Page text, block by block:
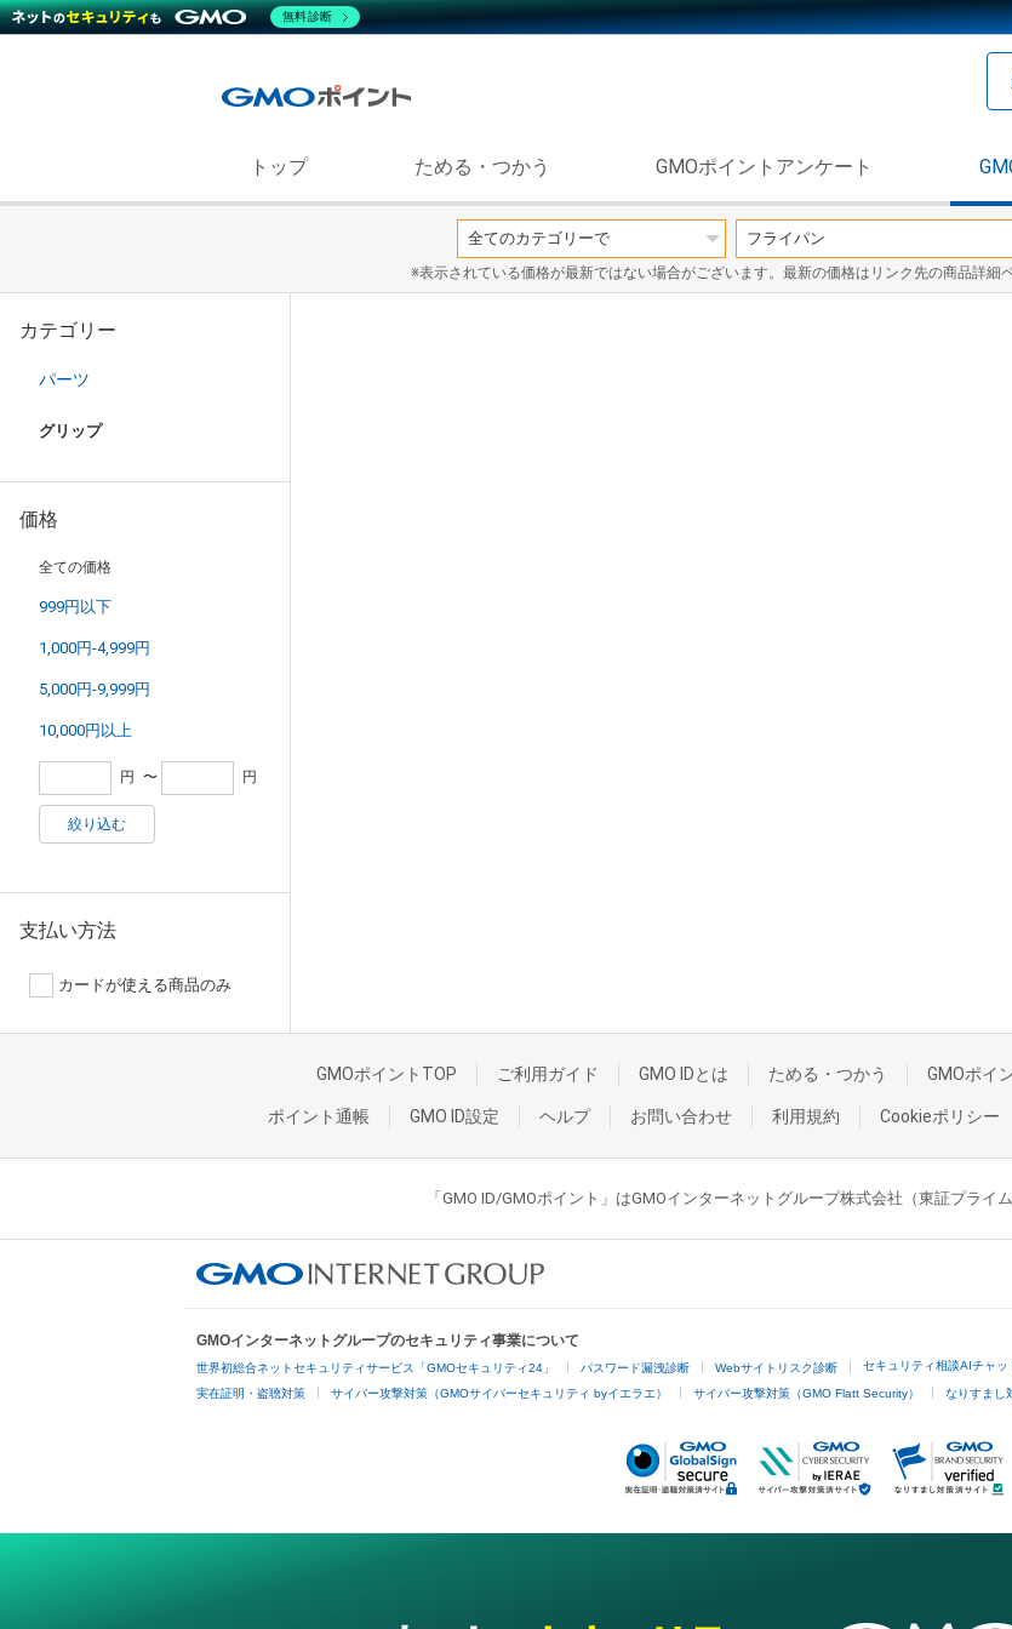
トップ ためる・つかう GMOポイントアンケート
※表示されている価格が最新ではない場合がございます。最新の価格はリンク先の商品詳細
カテゴリー
パーツ
グリップ
価格
全ての価格
999円以下
1,000円-4,999円
5,000円-9,999円
10,000円以上
円 〜 円
絞り込む
支払い方法
カードが使える商品のみ
GMOポイントTOP ご利用ガイド GMO IDとは ためる・つかう GMOポイ
ポイント通帳 GMO ID設定 ヘルプ お問い合わせ 利用規約 Cookieポリシー
「GMO ID/GMOポイント」はGMOインターネットグループ株式会社（東証プライ
GMOインターネットグループのセキュリティ事業について
世界初総合ネットセキュリティサービス「GMOセキュリティ24」 パスワード漏洩診断 Webサイトリスク診断 セキュリティ相談AIチャッ
実在証明・盗聴対策 サイバー攻撃対策（GMOサイバーセキュリティ byイエラエ） サイバー攻撃対策（GMO Flatt Security） なりすまし
無料診断